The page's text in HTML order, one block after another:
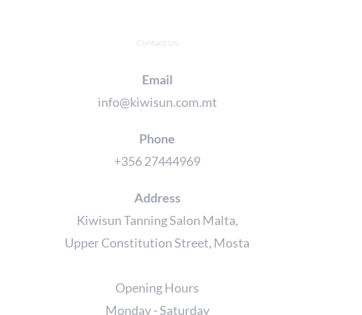
Contact Us
Email
info@kiwisun.com.mt
Phone
+356 27444969
Address
Kiwisun Tanning Salon Malta,
Upper Constitution Street, Mosta
Opening Hours
Monday - Saturday